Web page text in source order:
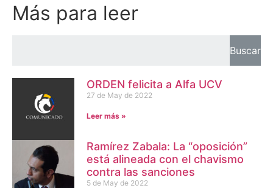
Más para leer
Buscar
ORDEN felicita a Alfa UCV
27 de May de 2022
Leer más »
Ramírez Zabala: La “oposición”
está alineada con el chavismo
contra las sanciones
5 de May de 2022